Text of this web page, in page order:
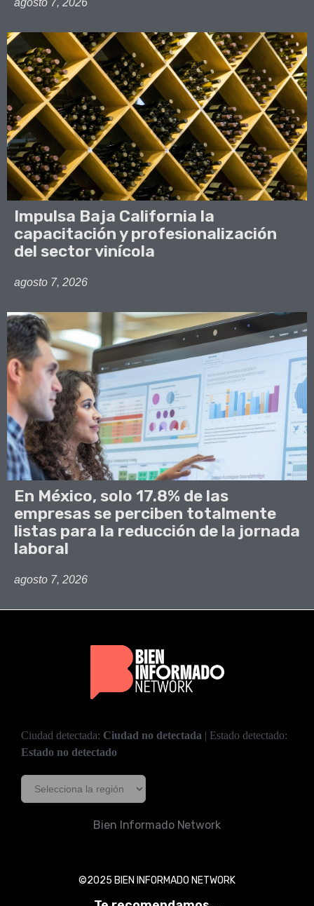
agosto 7, 2026
Impulsa Baja California la
capacitación y profesionalización
del sector vinícola
agosto 7, 2026
En México, solo 17.8% de las
empresas se perciben totalmente
listas para la reducción de la jornada
laboral
agosto 7, 2026
Ciudad detectada: Ciudad no detectada | Estado detectado:
Estado no detectado
Bien Informado Network
©2025 BIEN INFORMADO NETWORK